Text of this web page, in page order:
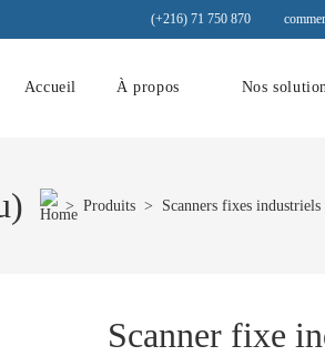
(+216) 71 750 870
Accueil À propos Nos
> Produits > Scanners fixes
Scanner fixe